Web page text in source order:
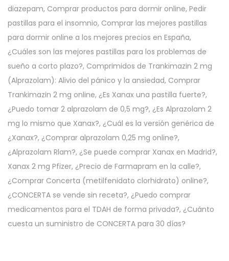
diazepam, Comprar productos para dormir online, Pedir
pastillas para el insomnio, Comprar las mejores pastillas
para dormir online a los mejores precios en España,
¿Cuáles son las mejores pastillas para los problemas de
sueño a corto plazo?, Comprimidos de Trankimazin 2 mg
(Alprazolam): Alivio del pánico y la ansiedad, Comprar
Trankimazin 2 mg online, ¿Es Xanax una pastilla fuerte?,
¿Puedo tomar 2 alprazolam de 0,5 mg?, ¿Es Alprazolam 2
mg lo mismo que Xanax?, ¿Cuál es la versión genérica de
¿Xanax?, ¿Comprar alprazolam 0,25 mg online?,
¿Alprazolam Rlam?, ¿Se puede comprar Xanax en Madrid?,
Xanax 2 mg Pfizer, ¿Precio de Farmapram en la calle?,
¿Comprar Concerta (metilfenidato clorhidrato) online?,
¿CONCERTA se vende sin receta?, ¿Puedo comprar
medicamentos para el TDAH de forma privada?, ¿Cuánto
cuesta un suministro de CONCERTA para 30 días?